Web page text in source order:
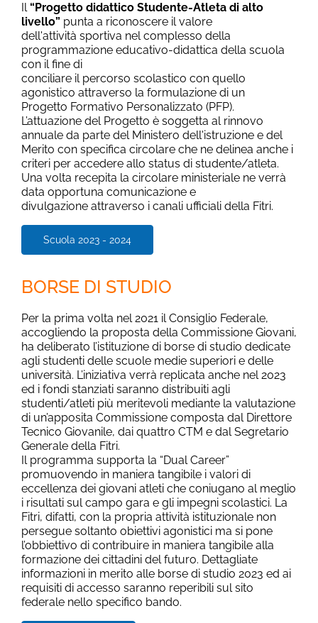
Il“Progetto didattico Studente-Atleta di alto
livello” punta a riconoscere il valore
dell'attività sportiva nel complesso della
programmazione educativo-didattica della scuola
con il fine di
conciliare il percorso scolastico con quello
agonistico attraverso la formulazione di un
Progetto Formativo Personalizzato (PFP).
L’attuazione del Progetto è soggetta al rinnovo
annuale da parte del Ministero dell'istruzione e del
Merito con specifica circolare che ne delinea anche i
criteri per accedere allo status di studente/atleta.
Una volta recepita la circolare ministeriale ne verrà
data opportuna comunicazione e
divulgazione attraverso i canali ufficiali della Fitri.
Scuola 2023 - 2024
BORSE DI STUDIO
Per la prima volta nel 2021 il Consiglio Federale,
accogliendo la proposta della Commissione Giovani,
ha deliberato l’istituzione di borse di studio dedicate
agli studenti delle scuole medie superiori e delle
università. L’iniziativa verrà replicata anche nel 2023
ed i fondi stanziati saranno distribuiti agli
studenti/atleti più meritevoli mediante la valutazione
di un’apposita Commissione composta dal Direttore
Tecnico Giovanile, dai quattro CTM e dal Segretario
Generale della Fitri.
Il programma supporta la “Dual Career”
promuovendo in maniera tangibile i valori di
eccellenza dei giovani atleti che coniugano al meglio
i risultati sul campo gara e gli impegni scolastici. La
Fitri, difatti, con la propria attività istituzionale non
persegue soltanto obiettivi agonistici ma si pone
l’obbiettivo di contribuire in maniera tangibile alla
formazione dei cittadini del futuro. Dettagliate
informazioni in merito alle borse di studio 2023 ed ai
requisiti di accesso saranno reperibili sul sito
federale nello specifico bando.